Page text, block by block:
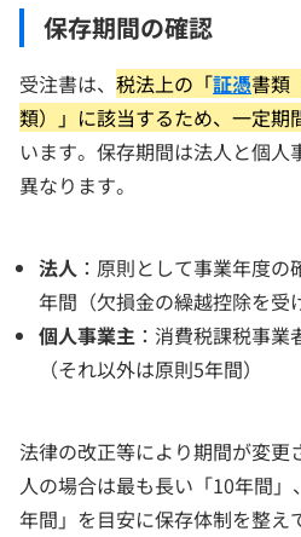
保存期間の確認
受注書は、 税法上の「証憑書類
類）」に該当するため、一定期
います。保存期間は法人と個人
異なります。
法人 ：原則として事業年度
年間（欠損金の繰越控除を受
個人事業主 ：消費税課税事
（それ以外は原則5年間）
法律の改正等により期間が変更
人の場合は最も長い「10年間
年間」を目安に保存体制を整え